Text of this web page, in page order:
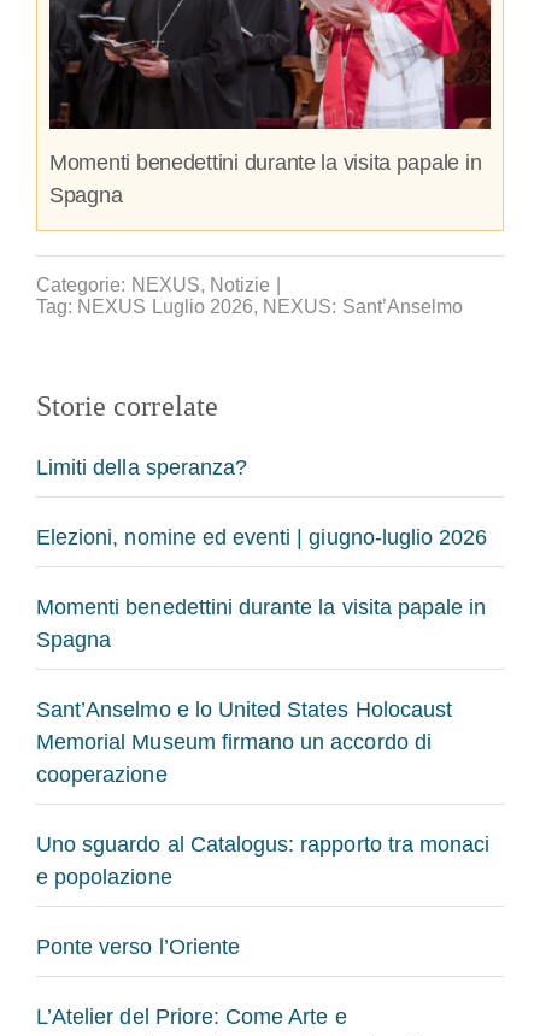
Momenti benedettini durante la visita papale in
Spagna
Categorie: NEXUS, Notizie
Tag: NEXUS Luglio 2026, NEXUS: Sant’Anselmo
Storie correlate
Limiti della speranza?
Elezioni, nomine ed eventi | giugno-luglio 2026
Momenti benedettini durante la visita papale in
Spagna
Sant’Anselmo e lo United States Holocaust
Memorial Museum firmano un accordo di
cooperazione
Uno sguardo al Catalogus: rapporto tra monaci
e popolazione
Ponte verso l’Oriente
L’Atelier del Priore: Come Arte e